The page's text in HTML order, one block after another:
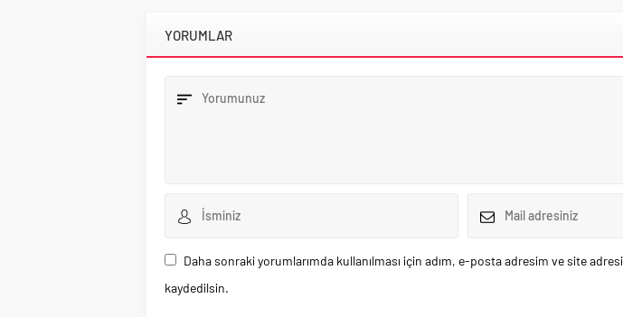
YORUMLAR
Daha sonraki yorumlarımda kullanılması için adım, e-posta adresim ve site
kaydedilsin.